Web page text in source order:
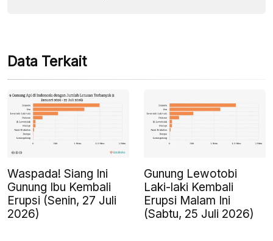
Data Terkait
Waspada! Siang Ini
Gunung Ibu Kembali
Erupsi (Senin, 27 Juli
2026)
Gunung Lewotobi
Laki-laki Kembali
Erupsi Malam Ini
(Sabtu, 25 Juli 2026)